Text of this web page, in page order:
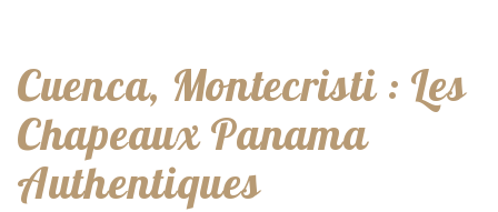
Cuenca, Montecristi : Les
Chapeaux Panama
Authentiques